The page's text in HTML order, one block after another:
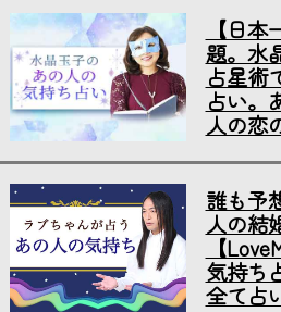
【日
題。水
占星術
占い。
人の恋
誰も予
人の結
【
気持ち
全て占